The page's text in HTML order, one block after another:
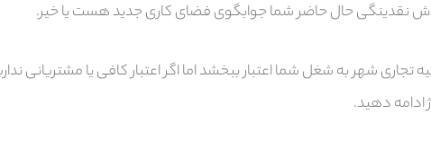
نقدینگی حال حاضر شما جوابگوی فضای کاری جدید هست یا خیر.
شهر به شغل شما اعتبار ببخشد اما اگر اعتبار کافی یا مشتریانی
ادامه دهید.